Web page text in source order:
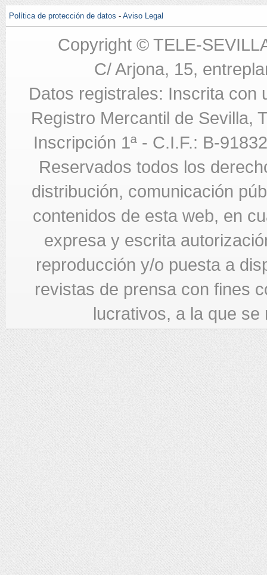
Política de protección de datos - Aviso Legal
Copyright © TELE-
C/ Arjona, 15,
Datos registrales: Inscrita con
Registro Mercantil de Sevilla,
Inscripción 1ª - C.I.F.: B-
Reservados todos los
distribución, comunicación
contenidos de esta web, en
expresa y escrita
reproducción y/o puesta a
revistas de prensa con fines
lucrativos, a la que